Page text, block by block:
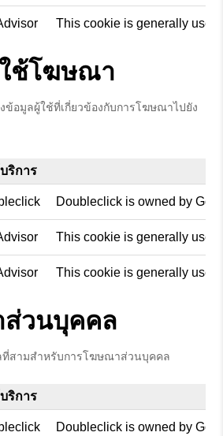
This cookie is generally
ช้โฆษณา
ข้อมูลผู้ใช้ที่เกี่ยวข้องกับการโฆษณาไปยัง
ริการ
Doubleclick is owned by
This cookie is generally
This cookie is generally
วนบุคคล
สามสำหรับการโฆษณาส่วนบุคคล
ริการ
Doubleclick is owned by